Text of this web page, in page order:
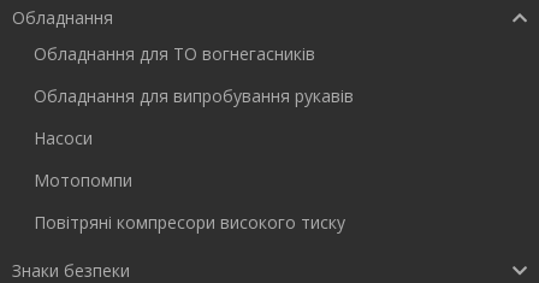
Обладнання
Обладнання для ТО вогнегасників
Обладнання для випробування рукавів
Насоси
Мотопомпи
Повітряні компресори високого тиску
Знаки безпеки